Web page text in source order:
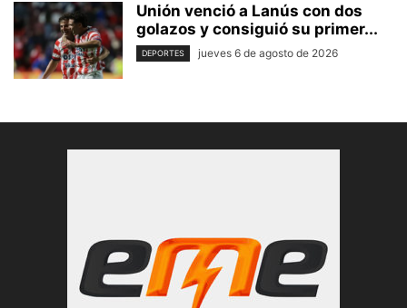
Unión venció a Lanús con dos
golazos y consiguió su primer...
DEPORTES jueves 6 de agosto de 2026